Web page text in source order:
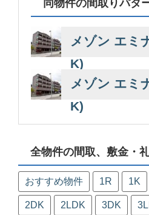
同物件の間取りパタ
メゾン エミ
K)
メゾン エミ
K)
全物件の間取、敷金・
おすすめ物件 1R 1K
2DK 2LDK 3DK